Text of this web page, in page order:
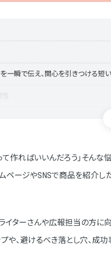
一瞬で伝え、関心を引きつける短
て作ればいいんだろう」そん
ページやSNSで商品を紹介し
イターさんや広報担当の方に
や、避けるべき落とし穴、成